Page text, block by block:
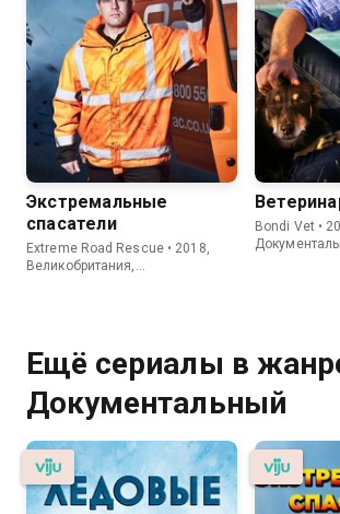
Экстремальные
спасатели
Extreme Road Rescue • 2018,
Великобритания,
Bondi Vet •
Ещё сериалы в
Документальный